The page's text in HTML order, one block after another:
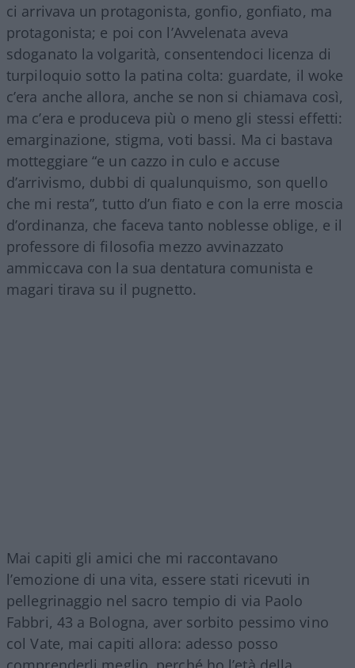
ci arrivava un protagonista, gonfio, gonfiato, ma
protagonista; e poi con l’Avvelenata aveva
sdoganato la volgarità, consentendoci licenza di
turpiloquio sotto la patina colta: guardate, il woke
c’era anche allora, anche se non si chiamava così,
ma c’era e produceva più o meno gli stessi effetti:
emarginazione, stigma, voti bassi. Ma ci bastava
motteggiare “e un cazzo in culo e accuse
d’arrivismo, dubbi di qualunquismo, son quello
che mi resta”, tutto d’un fiato e con la erre moscia
d’ordinanza, che faceva tanto noblesse oblige, e il
professore di filosofia mezzo avvinazzato
ammiccava con la sua dentatura comunista e
magari tirava su il pugnetto.
Mai capiti gli amici che mi raccontavano
l’emozione di una vita, essere stati ricevuti in
pellegrinaggio nel sacro tempio di via Paolo
Fabbri, 43 a Bologna, aver sorbito pessimo vino
col Vate, mai capiti allora: adesso posso